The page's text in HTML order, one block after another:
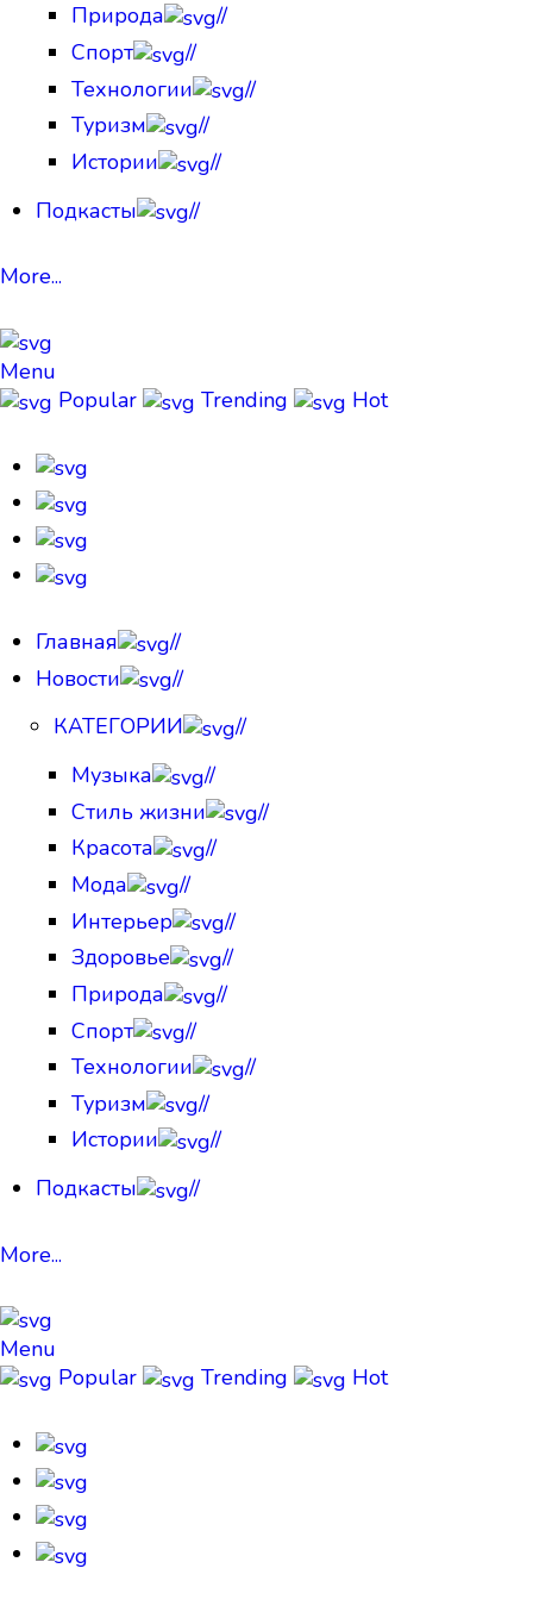
Природа
//
Спорт
//
Технологии
//
Туризм
//
Истории
//
Подкасты
//
More...
Menu
Popular
Trending Hot
Главная
//
Новости
//
КАТЕГОРИИ
//
Музыка
//
Стиль жизни
//
Красота
//
Мода
//
Интерьер
//
Здоровье
//
Природа
//
Спорт
//
Технологии
//
Туризм
//
Истории
//
Подкасты
//
More...
Menu
Popular
Trending Hot